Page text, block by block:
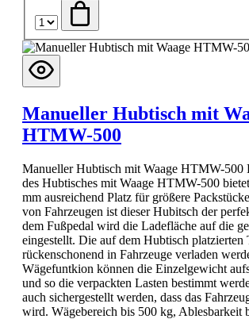
Manueller Hubtisch mit
HTMW-500
Manueller Hubtisch mit Waage HTMW-500
des Hubtisches mit Waage HTMW-500
mm ausreichend Platz für größere
von Fahrzeugen ist dieser Hubitsch der
dem Fußpedal wird die Ladefläche auf die
eingestellt. Die auf dem Hubtisch platzierten
rückenschonend in Fahrzeuge verladen
Wägefuntkion können die Einzelgewicht
und so die verpackten Lasten bestimmt
auch sichergestellt werden, dass das
wird. Wägebereich bis 500 kg, Ablesbarkeit